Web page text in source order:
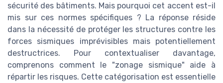
sécurité des bâtiments. Mais pourquoi cet accent est-il
mis sur ces normes spécifiques ? La réponse réside
dans la nécessité de protéger les structures contre les
forces sismiques imprévisibles mais potentiellement
destructrices. Pour contextualiser davantage,
comprenons comment le "zonage sismique" aide à
répartir les risques. Cette catégorisation est essentielle